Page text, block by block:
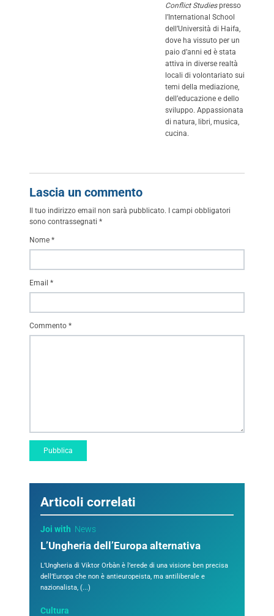
Articoli correlati
Joi with News
L’Ungheria dell’Europa alternativa
L’Ungheria di Viktor Orbàn è l’erede di una visione ben precisa
dell’Europa che non è antieuropeista, ma antiliberale e
nazionalista, (...)
Cultura
Conflict Studiespresso
l’International School
dell’Università di Haifa,
dove ha vissuto per un
paio d’anni ed è stata
attiva in diverse realtà
locali di volontariato sui
temi della mediazione,
dell’educazione e dello
sviluppo. Appassionata
di natura, libri, musica,
cucina.
Lascia un commento
Il tuo indirizzo email non sarà pubblicato. I campi obbligatori
sono contrassegnati *
Commento *
Nome *
Email *